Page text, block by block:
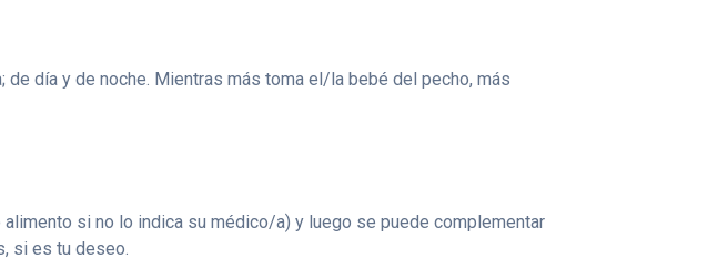
día y de noche. Mientras más toma el/la bebé del pecho, más
si no lo indica su médico/a) y luego se puede complementar
si es tu deseo.